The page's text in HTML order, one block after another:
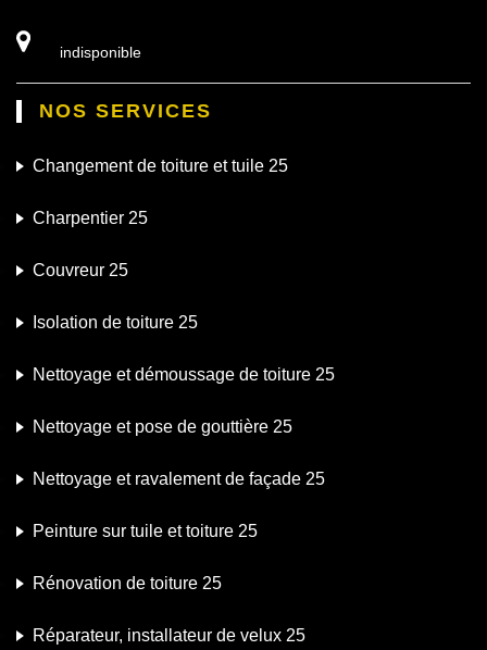
indisponible
NOS SERVICES
Changement de toiture et tuile 25
Charpentier 25
Couvreur 25
Isolation de toiture 25
Nettoyage et démoussage de toiture 25
Nettoyage et pose de gouttière 25
Nettoyage et ravalement de façade 25
Peinture sur tuile et toiture 25
Rénovation de toiture 25
Réparateur, installateur de velux 25